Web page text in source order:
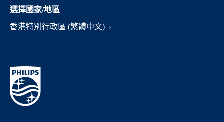
選擇國家/地區
香港特別行政區 (繁體中文)